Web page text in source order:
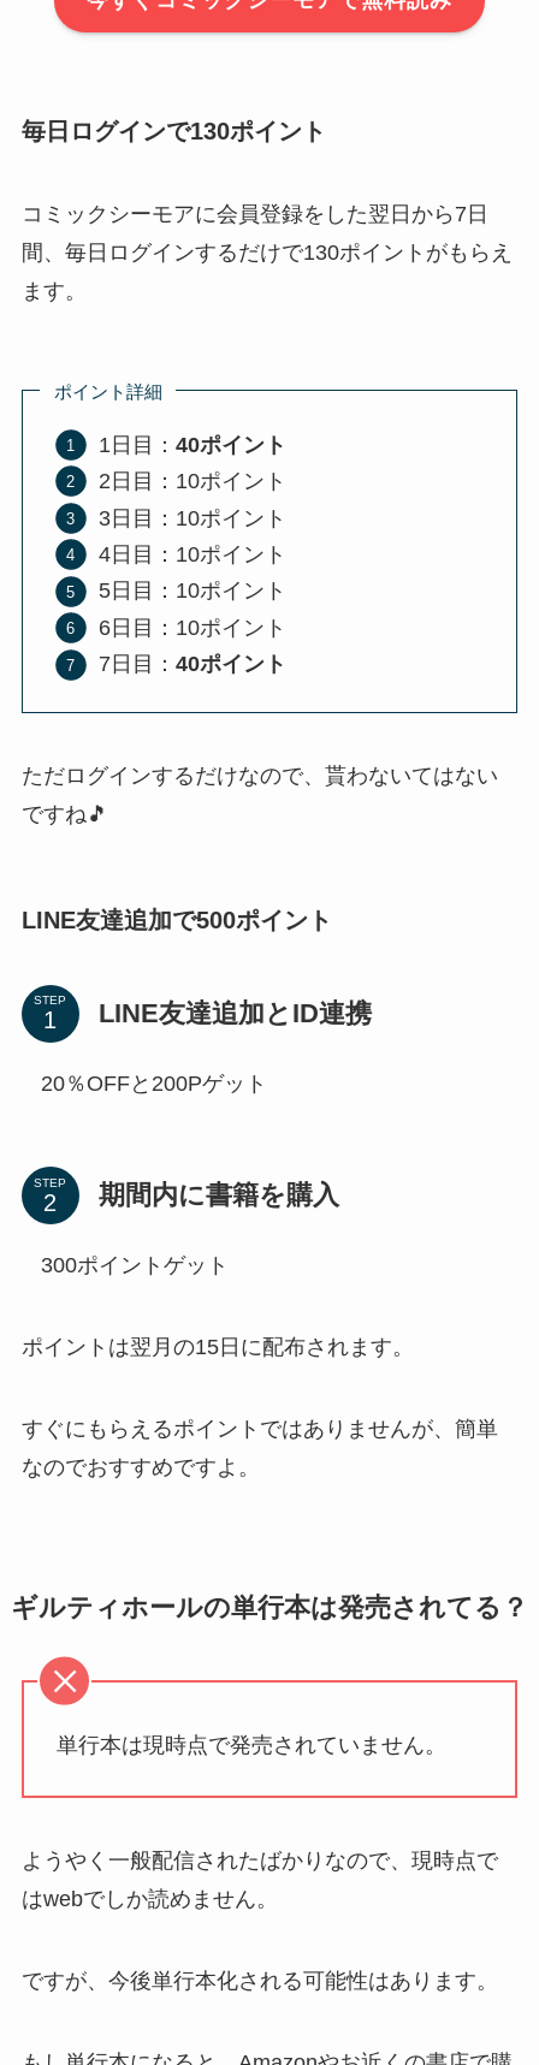
毎日ログインで130ポイント
コミックシーモアに会員登録をした翌日から7日
間、毎日ログインするだけで130ポイントがもらえ
ます。
ポイント詳細
1日目： 40ポイント
2日目：10ポイント
3日目：10ポイント
4日目：10ポイント
5日目：10ポイント
6日目：10ポイント
7日目： 40ポイント
ただログインするだけなので、貰わないてはない
ですね🎵
LINE友達追加で500ポイント
STEP LINE友達追加とID連携
20％OFFと200Pゲット
STEP 期間内に書籍を購入
300ポイントゲット
ポイントは翌月の15日に配布されます。
すぐにもらえるポイントではありませんが、簡単
なのでおすすめですよ。
ギルティホールの単行本は発売されてる？
単行本は現時点で発売されていません。
ようやく一般配信されたばかりなので、現時点で
はwebでしか読めません。
ですが、今後単行本化される可能性はあります。